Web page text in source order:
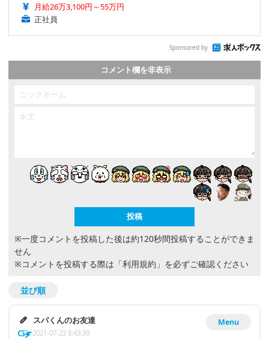
月給26万3,100円～55万円
正社員
Sponsored by
コメント欄を非表示
※一度コメントを投稿した後は約120秒間投稿することができま
せん
※コメントを投稿する際は 「利用規約」 を必ずご確認ください
並び順
Menu
スパくんのお友達
2021-07-23 8:43:39